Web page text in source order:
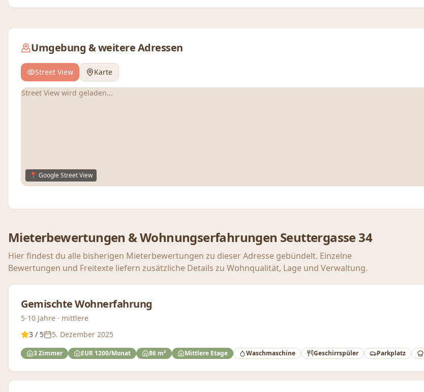
Umgebung & weitere Adressen
Street View Karte
Street View wird geladen...
📍 Google Street View
Mieterbewertungen & Wohnungserfahrungen Seuttergasse 34
Hier findest du alle bisherigen Mieterbewertungen zu dieser Adresse gebündelt. Einzelne
Bewertungen und Freitexte liefern zusätzliche Details zu Wohnqualität, Lage und Verwaltung.
Gemischte Wohnerfahrung
5-10 Jahre · mittlere
3 / 5 5. Dezember 2025
3 Zimmer EUR 1200/Monat 86 m² Mittlere Etage Waschmaschine Geschirrspüler Parkplatz